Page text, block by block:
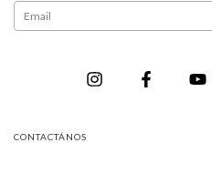
CONTACTÁNOS